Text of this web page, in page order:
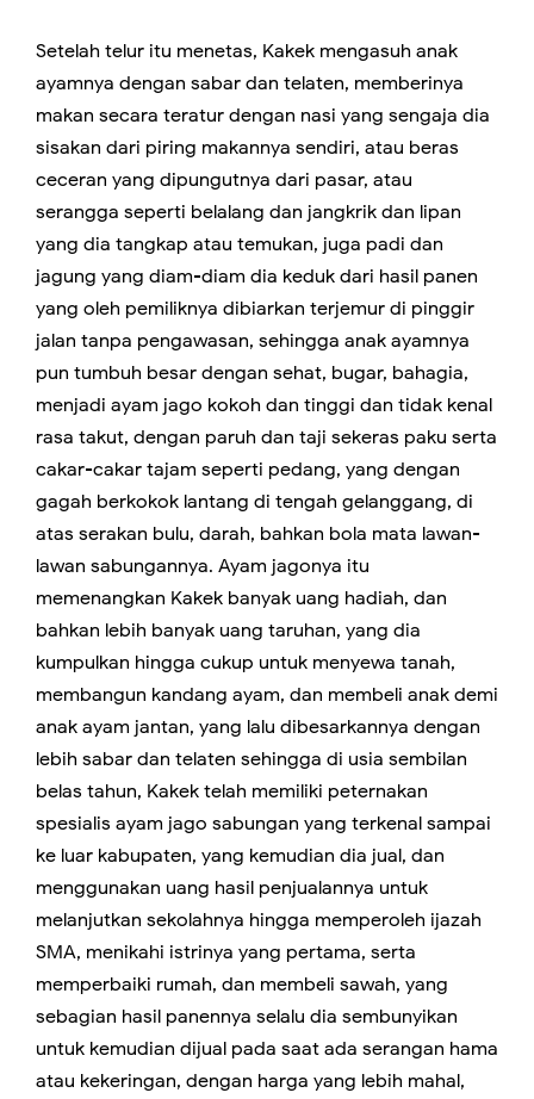
Setelah telur itu menetas, Kakek mengasuh anak
ayamnya dengan sabar dan telaten, memberinya
makan secara teratur dengan nasi yang sengaja dia
sisakan dari piring makannya sendiri, atau beras
ceceran yang dipungutnya dari pasar, atau
serangga seperti belalang dan jangkrik dan lipan
yang dia tangkap atau temukan, juga padi dan
jagung yang diam-diam dia keduk dari hasil panen
yang oleh pemiliknya dibiarkan terjemur di pinggir
jalan tanpa pengawasan, sehingga anak ayamnya
pun tumbuh besar dengan sehat, bugar, bahagia,
menjadi ayam jago kokoh dan tinggi dan tidak kenal
rasa takut, dengan paruh dan taji sekeras paku serta
cakar-cakar tajam seperti pedang, yang dengan
gagah berkokok lantang di tengah gelanggang, di
atas serakan bulu, darah, bahkan bola mata lawan-
lawan sabungannya. Ayam jagonya itu
memenangkan Kakek banyak uang hadiah, dan
bahkan lebih banyak uang taruhan, yang dia
kumpulkan hingga cukup untuk menyewa tanah,
membangun kandang ayam, dan membeli anak demi
anak ayam jantan, yang lalu dibesarkannya dengan
lebih sabar dan telaten sehingga di usia sembilan
belas tahun, Kakek telah memiliki peternakan
spesialis ayam jago sabungan yang terkenal sampai
ke luar kabupaten, yang kemudian dia jual, dan
menggunakan uang hasil penjualannya untuk
melanjutkan sekolahnya hingga memperoleh ijazah
SMA, menikahi istrinya yang pertama, serta
memperbaiki rumah, dan membeli sawah, yang
sebagian hasil panennya selalu dia sembunyikan
untuk kemudian dijual pada saat ada serangan hama
atau kekeringan, dengan harga yang lebih mahal,